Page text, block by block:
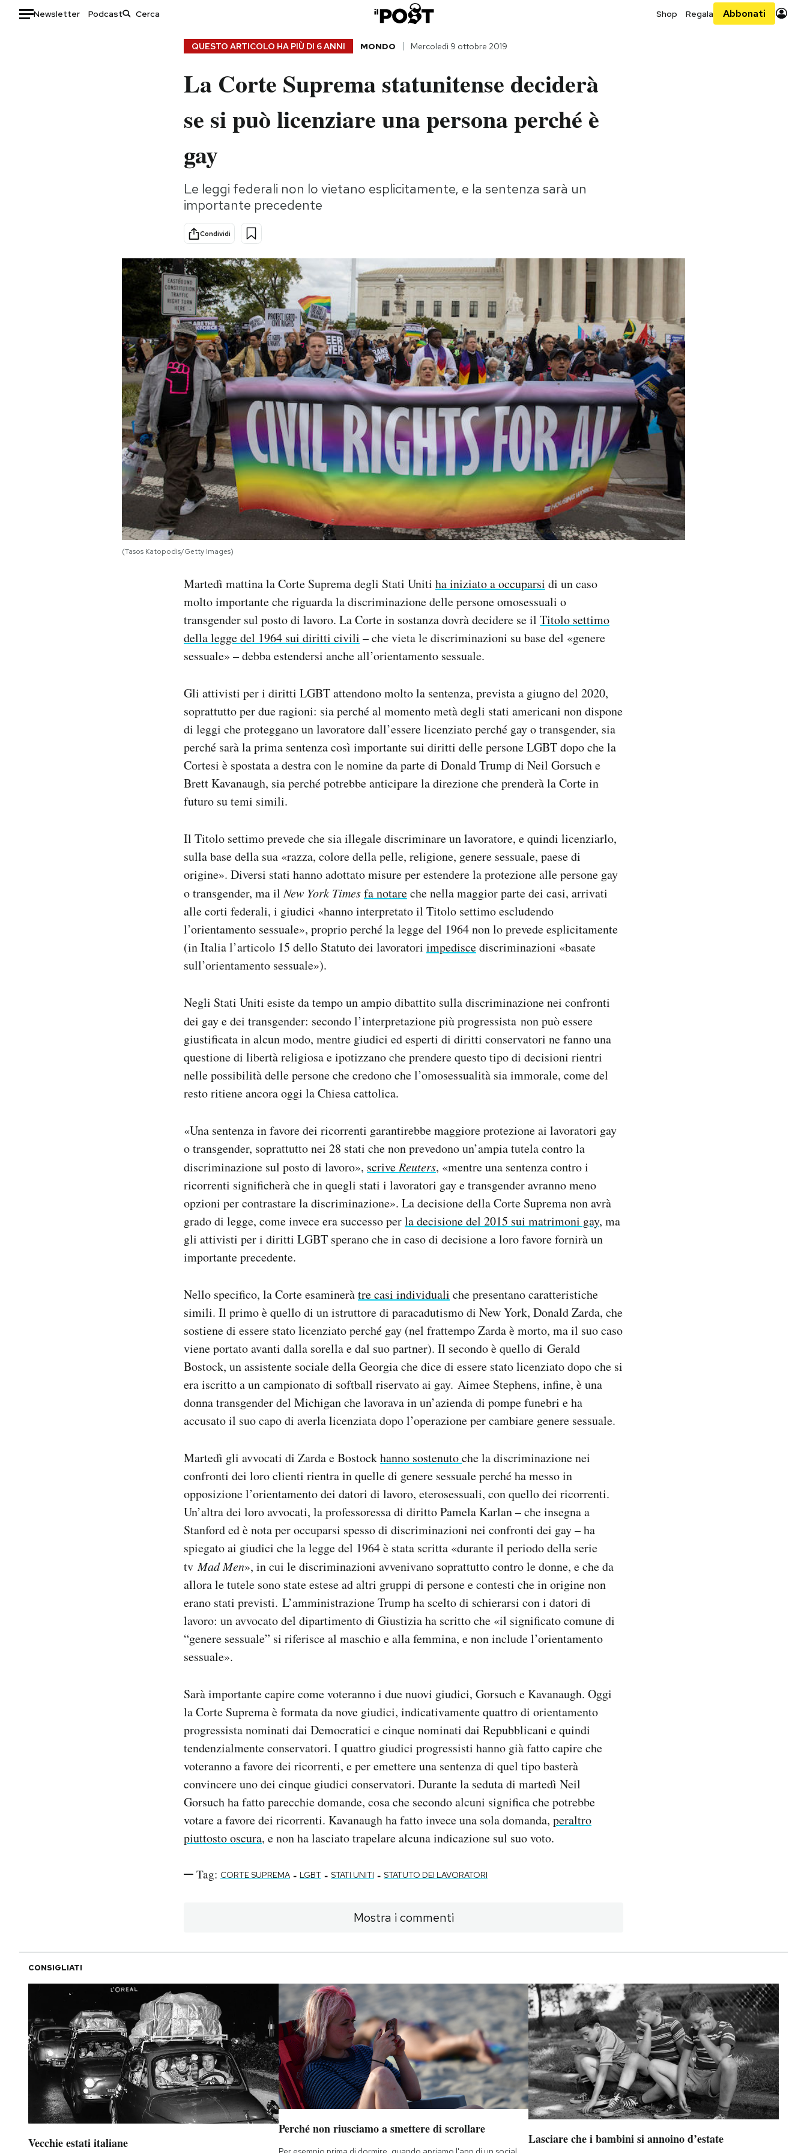
Newsletter Podcast Shop Regala Abbonati
Storie/Idee
Ok Boomer!
Mondiali calcio 2026
AREA PERSONALE
QUESTO ARTICOLO HA PIÙ DI 6 ANNI MONDO Mercoledì 9 ottobre 2019
La Corte Suprema statunitense deciderà
se si può licenziare una persona perché è
gay
Le leggi federali non lo vietano esplicitamente, e la sentenza sarà un
importante precedente
Condividi
(Tasos Katopodis/Getty Images)
Martedì mattina la Corte Suprema degli Stati Uniti ha iniziato a occuparsi di un caso
molto importante che riguarda la discriminazione delle persone omosessuali o
transgender sul posto di lavoro. La Corte in sostanza dovrà decidere se il Titolo settimo
della legge del 1964 sui diritti civili – che vieta le discriminazioni su base del «genere
sessuale» – debba estendersi anche all’orientamento sessuale.
Gli attivisti per i diritti LGBT attendono molto la sentenza, prevista a giugno del 2020,
soprattutto per due ragioni: sia perché al momento metà degli stati americani non dispone
di leggi che proteggano un lavoratore dall’essere licenziato perché gay o transgender, sia
perché sarà la prima sentenza così importante sui diritti delle persone LGBT dopo che la
Cortesi è spostata a destra con le nomine da parte di Donald Trump di Neil Gorsuch e
Brett Kavanaugh, sia perché potrebbe anticipare la direzione che prenderà la Corte in
futuro su temi simili.
Il Titolo settimo prevede che sia illegale discriminare un lavoratore, e quindi licenziarlo,
sulla base della sua «razza, colore della pelle, religione, genere sessuale, paese di
origine». Diversi stati hanno adottato misure per estendere la protezione alle persone gay
o transgender, ma ilNew York Timesfa notareche nella maggior parte dei casi, arrivati
alle corti federali, i giudici «hanno interpretato il Titolo settimo escludendo
l’orientamento sessuale», proprio perché la legge del 1964 non lo prevede esplicitamente
(in Italia l’articolo 15 dello Statuto dei lavoratori impediscediscriminazioni «basate
sull’orientamento sessuale»).
Negli Stati Uniti esiste da tempo un ampio dibattito sulla discriminazione nei confronti
dei gay e dei transgender: secondo l’interpretazione più progressista non può essere
giustificata in alcun modo, mentre giudici ed esperti di diritti conservatori ne fanno una
questione di libertà religiosa e ipotizzano che prendere questo tipo di decisioni rientri
nelle possibilità delle persone che credono che l’omosessualità sia immorale, come del
resto ritiene ancora oggi la Chiesa cattolica.
«Una sentenza in favore dei ricorrenti garantirebbe maggiore protezione ai lavoratori gay
o transgender, soprattutto nei 28 stati che non prevedono un’ampia tutela contro la
discriminazione sul posto di lavoro», scriveReuters, «mentre una sentenza contro i
ricorrenti significherà che in quegli stati i lavoratori gay e transgender avranno meno
opzioni per contrastare la discriminazione». La decisione della Corte Suprema non avrà
grado di legge, come invece era successo perla decisione del 2015 sui matrimoni gay, ma
gli attivisti per i diritti LGBT sperano che in caso di decisione a loro favore fornirà un
importante precedente.
Nello specifico, la Corte esamineràtre casi individuali che presentano caratteristiche
simili. Il primo è quello di un istruttore di paracadutismo di New York, Donald Zarda, che
sostiene di essere stato licenziato perché gay (nel frattempo Zarda è morto, ma il suo caso
viene portato avanti dalla sorella e dal suo partner). Il secondo è quello di Gerald
Bostock, un assistente sociale della Georgia che dice di essere stato licenziato dopo che si
era iscritto a un campionato di softball riservato ai gay. Aimee Stephens, infine, è una
donna transgender del Michigan che lavorava in un’azienda di pompe funebri e ha
accusato il suo capo di averla licenziata dopo l’operazione per cambiare genere sessuale.
Martedì gli avvocati di Zarda e Bostockhanno sostenutoche la discriminazione nei
confronti dei loro clienti rientra in quelle di genere sessuale perché ha messo in
opposizione l’orientamento dei datori di lavoro, eterosessuali, con quello dei ricorrenti.
Un’altra dei loro avvocati, la professoressa di diritto Pamela Karlan – che insegna a
Stanford ed è nota per occuparsi spesso di discriminazioni nei confronti dei gay – ha
spiegato ai giudici che la legge del 1964 è stata scritta «durante il periodo della serie
tvMad Men», in cui le discriminazioni avvenivano soprattutto contro le donne, e che da
allora le tutele sono state estese ad altri gruppi di persone e contesti che in origine non
erano stati previsti. L’amministrazione Trump ha scelto di schierarsi con i datori di
lavoro: un avvocato del dipartimento di Giustizia ha scritto che «il significato comune di
“genere sessuale” si riferisce al maschio e alla femmina, e non include l’orientamento
sessuale».
Sarà importante capire come voteranno i due nuovi giudici, Gorsuch e Kavanaugh. Oggi
la Corte Suprema è formata da nove giudici, indicativamente quattro di orientamento
progressista nominati dai Democratici e cinque nominati dai Repubblicani e quindi
tendenzialmente conservatori. I quattro giudici progressisti hanno già fatto capire che
voteranno a favore dei ricorrenti, e per emettere una sentenza di quel tipo basterà
convincere uno dei cinque giudici conservatori. Durante la seduta di martedì Neil
Gorsuch ha fatto parecchie domande, cosa che secondo alcuni significa che potrebbe
votare a favore dei ricorrenti. Kavanaugh ha fatto invece una sola domanda, peraltro
piuttosto oscura, e non ha lasciato trapelare alcuna indicazione sul suo voto.
Tag: CORTE SUPREMA - LGBT - STATI UNITI - STATUTO DEI LAVORATORI
Mostra i commenti
CONSIGLIATI
Vecchie estati italiane
Perché non riusciamo a smettere di scrollare
Lasciare che i bambini si annoino d’estate